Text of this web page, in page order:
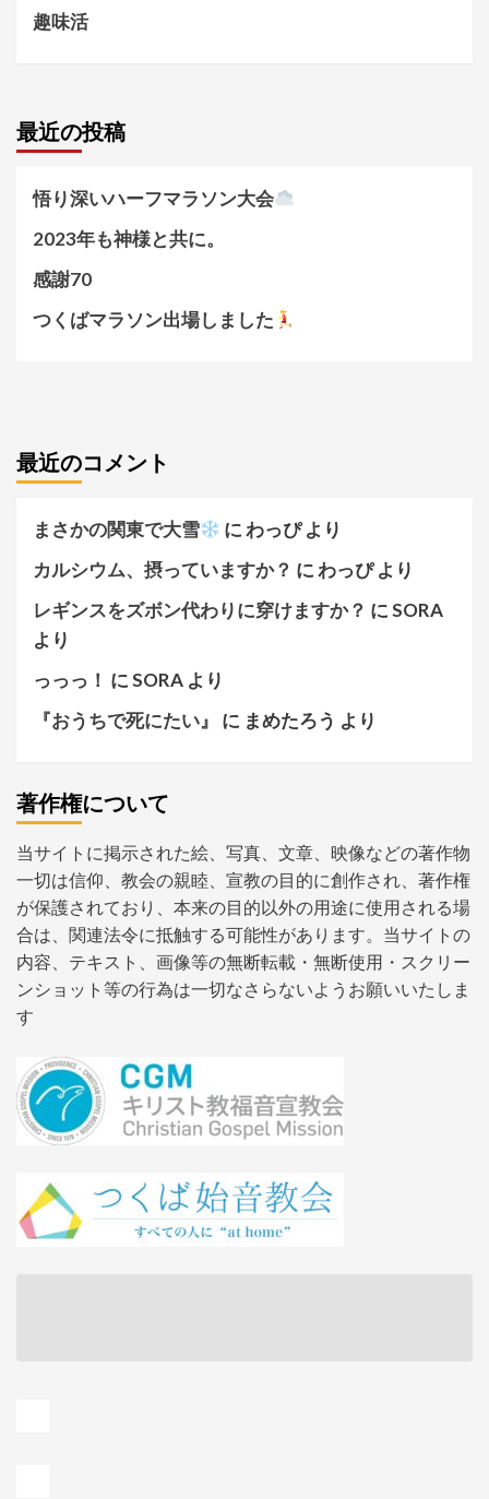
趣味活
最近の投稿
悟り深いハーフマラソン大会
2023年も神様と共に。
感謝70
つくばマラソン出場しました
最近のコメント
まさかの関東で大雪 に わっぴより
カルシウム、摂っていますか？ に わっぴより
レギンスをズボン代わりに穿けますか？ にSORA
より
っっっ！ にSORA より
『おうちで死にたい』
に まめたろう より
著作権について
当サイトに掲示された絵、写真、文章、映像などの著作物
一切は信仰、教会の親睦、宣教の目的に創作され、著作権
が保護されており、本来の目的以外の用途に使用される場
合は、関連法令に抵触する可能性があります。当サイトの
内容、テキスト、画像等の無断転載・無断使用・スクリー
ンショット等の行為は一切なさらないようお願いいたしま
す